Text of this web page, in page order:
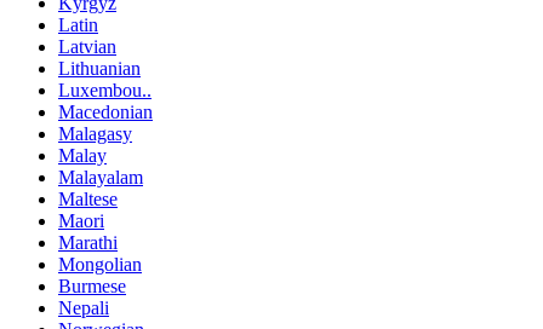
Latin
Latvian
Lithuanian
Luxembou..
Macedonian
Malagasy
Malay
Malayalam
Maltese
Maori
Marathi
Mongolian
Burmese
Nepali